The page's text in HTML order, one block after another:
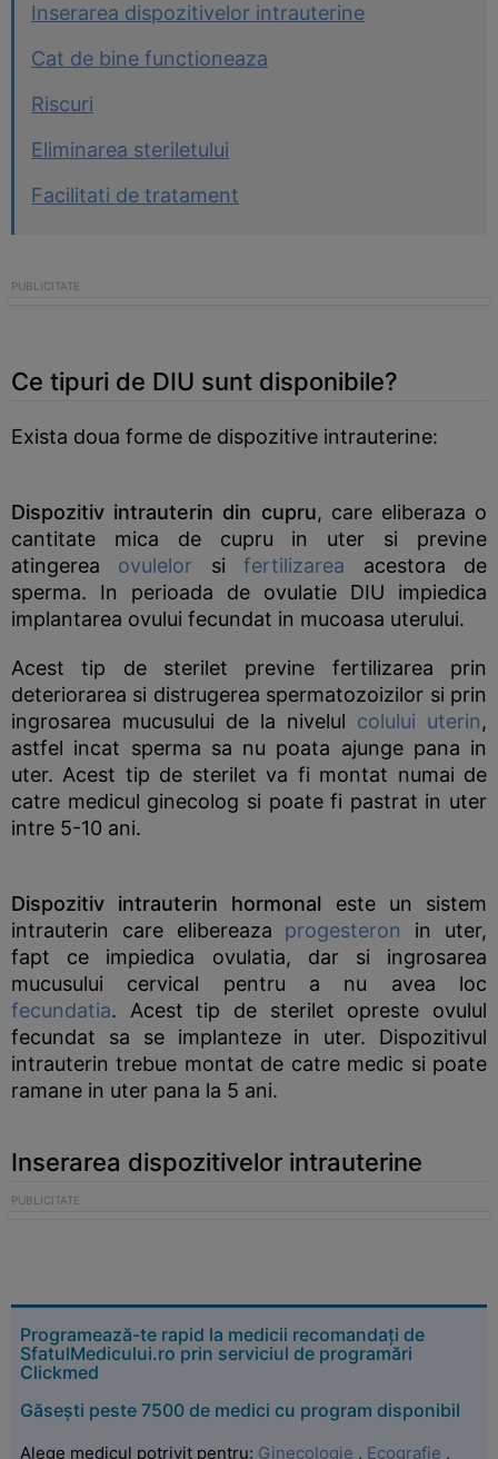
Inserarea dispozitivelor intrauterine
Cat de bine functioneaza
Riscuri
Eliminarea steriletului
Facilitati de tratament
Ce tipuri de DIU sunt disponibile?
Exista doua forme de dispozitive intrauterine:
Dispozitiv intrauterin din cupru, care eliberaza o
cantitate mica de cupru in uter si previne
atingerea ovulelor sifertilizarea acestora de
sperma. In perioada de ovulatie DIU impiedica
implantarea ovului fecundat in mucoasa uterului.
Acest tip de sterilet previne fertilizarea prin
deteriorarea si distrugerea spermatozoizilor si prin
ingrosarea mucusului de la nivelul colului uterin,
astfel incat sperma sa nu poata ajunge pana in
uter. Acest tip de sterilet va fi montat numai de
catre medicul ginecolog si poate fi pastrat in uter
intre 5-10 ani.
Dispozitiv intrauterin hormonal este un sistem
intrauterin care elibereaza progesteron
in uter,
fapt ce impiedica ovulatia, dar si ingrosarea
mucusului cervical pentru a nu avea loc
fecundatia. Acest tip de sterilet opreste ovulul
fecundat sa se implanteze in uter. Dispozitivul
intrauterin trebue montat de catre medic si poate
ramane in uter pana la 5 ani.
Inserarea dispozitivelor intrauterine
Programează-te rapid la medicii recomandați de
SfatulMedicului.ro prin serviciul de programări
Clickmed
Găsești peste 7500 de medici cu program disponibil
Alege medicul potrivit pentru: Ginecologie , Ecografie ,